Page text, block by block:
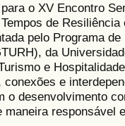
o XV Encontro
de
pelo Programa
da
e
e
o desenvolvimento
maneira responsável